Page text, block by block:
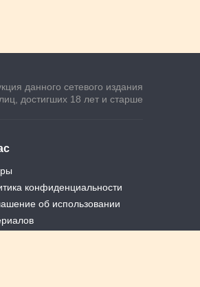
данного сетевого издания
достигших 18 лет и старше
конфиденциальности
об использовании